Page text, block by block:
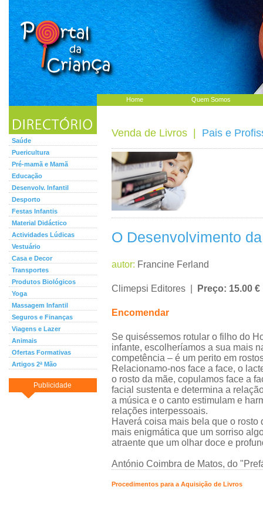
Home Quem Somos
Saúde
Puericultura
Pré-mamã e Mamã
Educação
Desenvolv. Infantil
Desporto
Festas Infantis
Material Didáctico
Actividades Lúdicas
Vestuário
Casa e Decor
Transportes
Produtos Biológicos
Yoga
Massagem Infantil
Seguros e Finanças
Viagens e Lazer
Animais
Ofertas Formativas
Artigos 2ª Mão
Publicidade
Venda de Livros Pais e
O Desenvolvimento
autor: Francine Ferland
Climepsi Editores | Preço: 15.00 €
Encomendar
Se quiséssemos rotular o filho do
infante, escolheríamos a sua mais
competência – é um perito em
Relacionamo-nos face a face, o
o rosto da mãe, copulamos face a
facial sustenta e determina a
a música e o canto estimulam e
relações interpessoais.
Haverá coisa mais bela que o rosto
mais enigmática que um sorriso
atraente que um olhar doce e
António Coimbra de Matos, do
Procedimentos para a Aquisição de Livros